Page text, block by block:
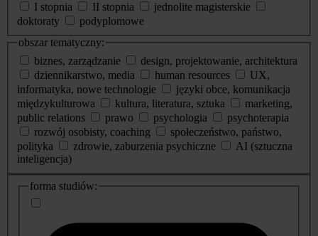
I stopnia
II stopnia
jednolite magisterskie
doktoraty
podyplomowe
obszar tematyczny:
biznes, zarządzanie
design, projektowanie, architektura
dziennikarstwo, media
human resources
UX,
informatyka, nowe technologie
języki obce, komunikacja
międzykulturowa
kultura, literatura, sztuka
marketing,
public relations
prawo psychologia
psychoterapia
rozwój osobisty, coaching
społeczeństwo, państwo,
polityka
zdrowie, zaburzenia psychiczne
AI (sztuczna
inteligencja)
dodatkowe
informacje
forma studiów: